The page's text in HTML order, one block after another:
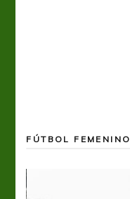
FÚTBOL FEMENINO